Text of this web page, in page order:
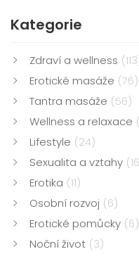
Kategorie
Zdraví a wellness
Erotické masáže (76)
Tantra masáže (56)
Wellness a relaxace
Lifestyle (24)
Sexualita a vztahy
Erotika (11)
Osobní rozvoj (6)
Erotické pomůcky (6)
Noční život (3)